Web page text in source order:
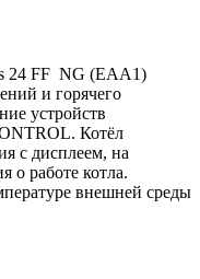
24 FF NG (EAA1)
и горячего
устройств
Котёл
с дисплеем, на
о работе котла.
внешней среды